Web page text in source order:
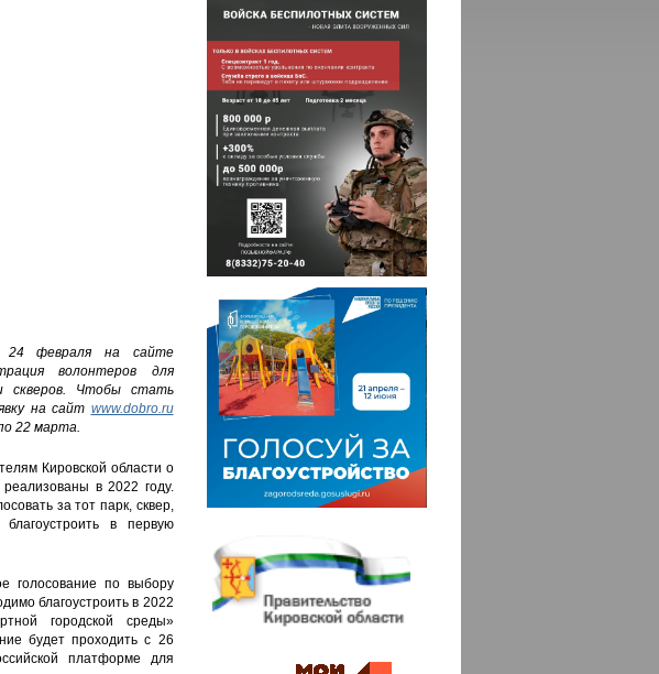
24 февраля на сайте
волонтеров для
скверов. Чтобы стать
на сайт www.dobro.ru
22 марта.
Кировской области о
реализованы в 2022 году.
за тот парк, сквер,
в первую
голосование по выбору
благоустроить в 2022
городской среды»
будет проходить с 26
платформе для